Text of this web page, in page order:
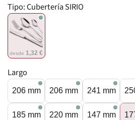
Tipo:Cubertería SIRIO
desde 1,32 €
Largo
206 mm 206 mm 241 mm
185 mm 220 mm 147 mm